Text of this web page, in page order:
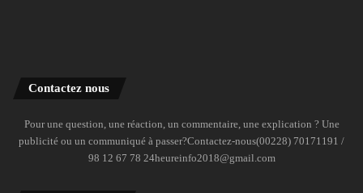
Contactez nous
Pour une question, une réaction, un commentaire, une explication ? Une
publicité ou un communiqué à passer?Contactez-nous(00228) 70171191 /
98 12 67 78 24heureinfo2018@gmail.com